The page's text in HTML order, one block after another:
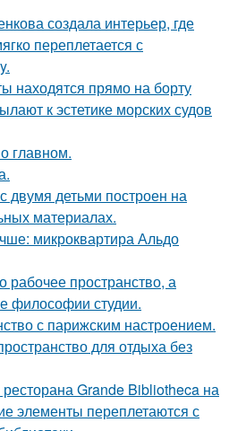
создала интерьер, где
переплетается с
находятся прямо на борту
к эстетике морских судов
главном.
двумя детьми построен на
материалах.
микроквартира Альдо
рабочее пространство, а
философии студии.
с парижским настроением.
для отдыха без
Grande Bibliotheca на
элементы переплетаются с